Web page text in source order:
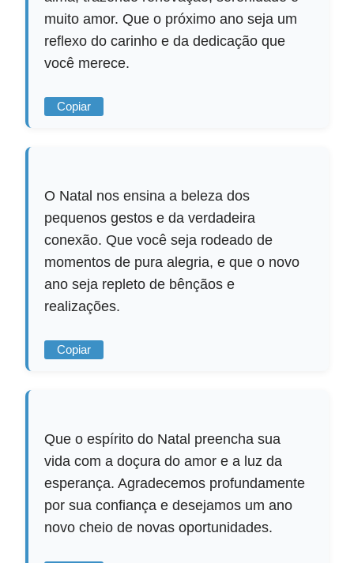
muito amor. Que o próximo ano seja um
reflexo do carinho e da dedicação que
você merece.
Copiar
O Natal nos ensina a beleza dos
pequenos gestos e da verdadeira
conexão. Que você seja rodeado de
momentos de pura alegria, e que o novo
ano seja repleto de bênçãos e
realizações.
Copiar
Que o espírito do Natal preencha sua
vida com a doçura do amor e a luz da
esperança. Agradecemos profundamente
por sua confiança e desejamos um ano
novo cheio de novas oportunidades.